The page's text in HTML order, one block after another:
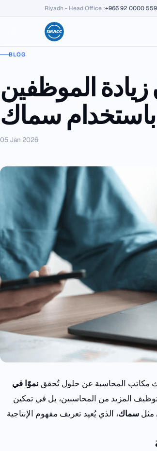
Riyadh - Head Office :+966 92 0000 559
BLOG
الموظفين
باستخدام سماك
05 Jan 2026
مكاتب المحاسبة عن حلول تُحقق نموًا في
المزيد من المحاسبين، بل في تمكين
مثل سماك، الذي يُعيد تعريف مفهوم الإنتاجية